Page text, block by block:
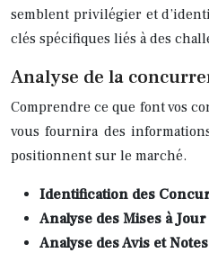
semblent privilégier et
clés spécifiques liés à des
Analyse de la
Comprendre ce que font vos
vous fournira des
positionnent sur le marché.
Identification des
Analyse des Mises à
Analyse des Avis et